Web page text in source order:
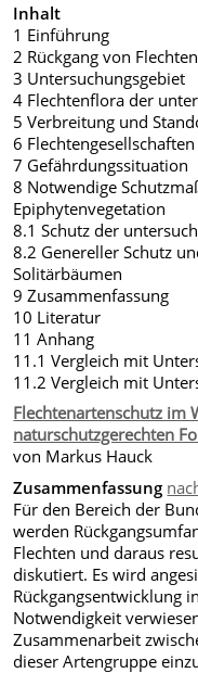
Inhalt
1 Einführung
2 Rückgang von
3 Untersuchungsgebiet
4 Flechtenflora der
5 Verbreitung und
6 Flechtengesellschaften
7 Gefährdungssituation
8 Notwendige
Epiphytenvegetation
8.1 Schutz der
8.2 Genereller Schutz
Solitärbäumen
9 Zusammenfassung
10 Literatur
11 Anhang
11.1 Vergleich mit
11.2 Vergleich mit
Flechtenartenschutz im
naturschutzgerechten
von Markus Hauck
Zusammenfassung
Für den Bereich der
werden
Flechten und daraus
diskutiert. Es wird
Rückgangsentwicklung
Notwendigkeit
Zusammenarbeit
dieser Artengruppe